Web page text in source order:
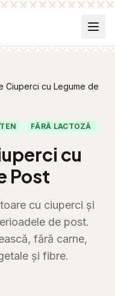
Ciuperci cu Legume de
FĂRĂ LACTOZĂ
cu
Post
cu ciuperci și
de post.
fără carne,
și fibre.